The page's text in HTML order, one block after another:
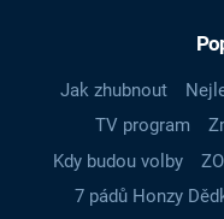
Jak zhubnout
TV program
Kdy budou volby
7 pádů Honzy